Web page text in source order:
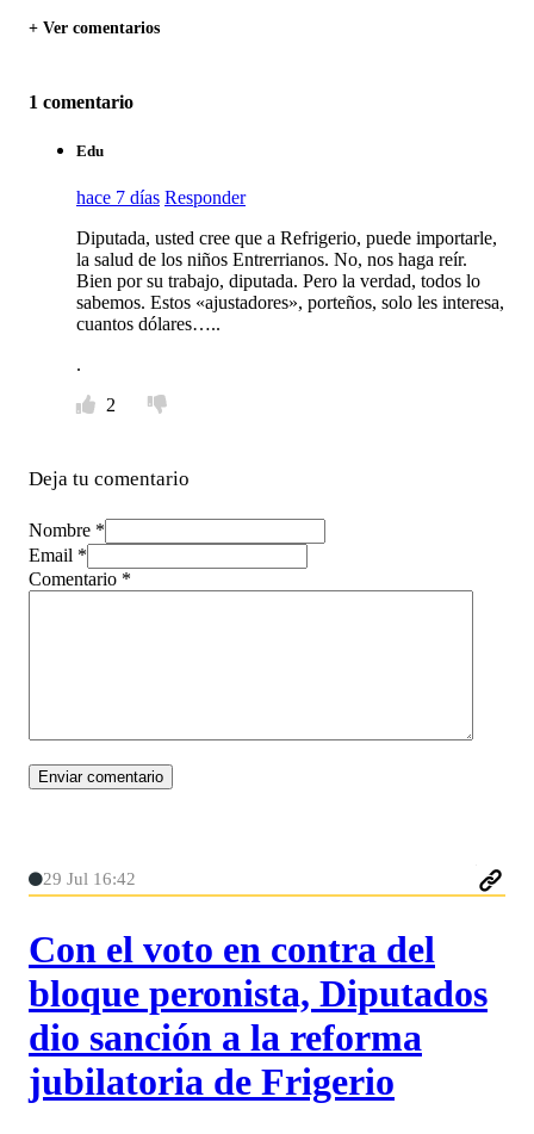
+ Ver comentarios
1 comentario
Edu
hace 7 días Responder
Diputada, usted cree que a Refrigerio, puede importarle,
la salud de los niños Entrerrianos. No, nos haga reír.
Bien por su trabajo, diputada. Pero la verdad, todos lo
sabemos. Estos «ajustadores», porteños, solo les interesa,
cuantos dólares…..
.
2
Deja tu comentario
Nombre *
Email *
Comentario *
29 Jul 16:42
Con el voto en contra del
bloque peronista, Diputados
dio sanción a la reforma
jubilatoria de Frigerio